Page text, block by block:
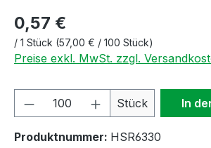
0,57 €
/ 1 Stück (57,00 € / 100 Stück)
Preise exkl. MwSt. zzgl.
Produkt Anzahl: Gib
Stück In
Produktnummer: HSR6330